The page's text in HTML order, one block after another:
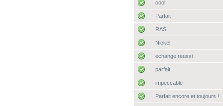
cool
Parfait
RAS
Nickel
echange reussi
parfait
impeccable
Parfait encore et toujours !